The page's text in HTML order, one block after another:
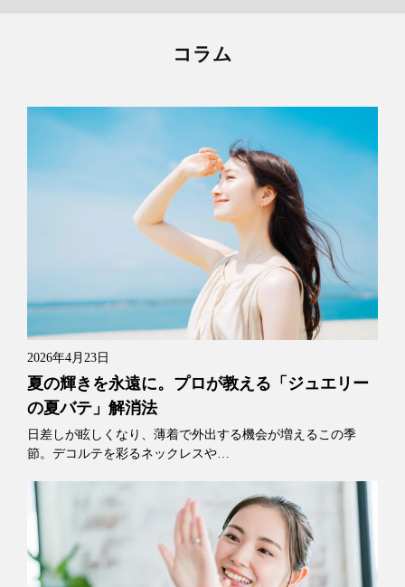
コラム
2026年4月23日
夏の輝きを永遠に。プロが教える「ジュエリー
の夏バテ」解消法
日差しが眩しくなり、薄着で外出する機会が増えるこの季
節。デコルテを彩るネックレスや…